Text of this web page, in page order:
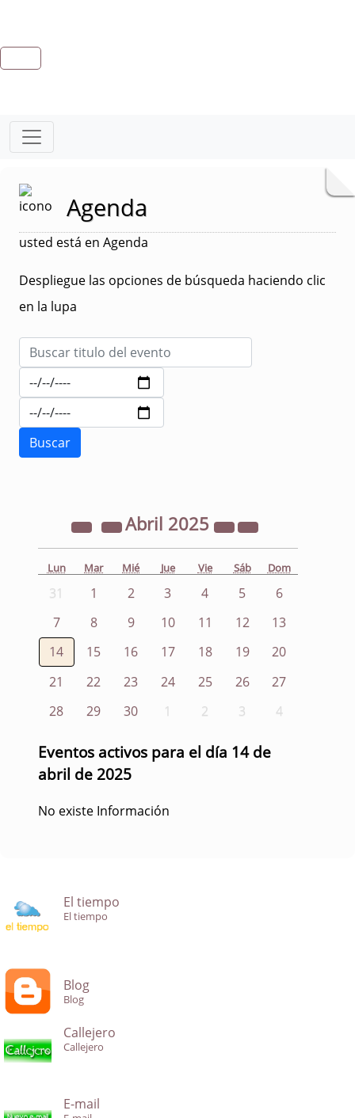
Agenda
usted está en Agenda
Despliegue las opciones de búsqueda haciendo clic
en la lupa
Abril 2025
Lun Mar Mié Jue Vie Sáb Dom
31 1 2 3 4 5
6
7
8 9 10 11 12
13
14
15 16 17 18 19
20
21
22 23 24 25 26
27
28
29 30 1 2 3 4
Eventos activos para el día 14 de
abril de 2025
No existe Información
El tiempo
El tiempo
Blog
Blog
Callejero
Callejero
E-mail